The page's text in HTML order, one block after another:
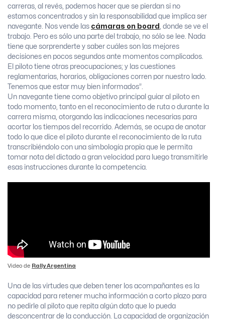
carreras, al revés, podemos hacer que se pierdan si no
estamos concentrados y sin la responsabilidad que implica ser
navegante. Nos vende las cámaras on board
, donde se ve el
trabajo. Pero es sólo una parte del trabajo, no sólo se lee. Nada
tiene que sorprenderte y saber cuáles son las mejores
decisiones en pocos segundos ante momentos complicados.
El piloto tiene otras preocupaciones; y las cuestiones
reglamentarias, horarios, obligaciones corren por nuestro lado.
Tenemos que estar muy bien informados”.
Un navegante tiene como objetivo principal guiar al piloto en
todo momento, tanto en el reconocimiento de ruta o durante la
carrera misma, otorgando las indicaciones necesarias para
acortar los tiempos del recorrido. Además, se ocupa de anotar
todo lo que dice el piloto durante el reconocimiento de la ruta
transcribiéndolo con una simbología propia que le permita
tomar nota del dictado a gran velocidad para luego transmitirle
esas instrucciones durante la competencia.
Video de Rally Argentina
Una de las virtudes que deben tener los acompañantes es la
capacidad para retener mucha información a corto plazo para
no pedirle al piloto que repita algún dato que lo pueda
desconcentrar de la conducción. La capacidad de organización